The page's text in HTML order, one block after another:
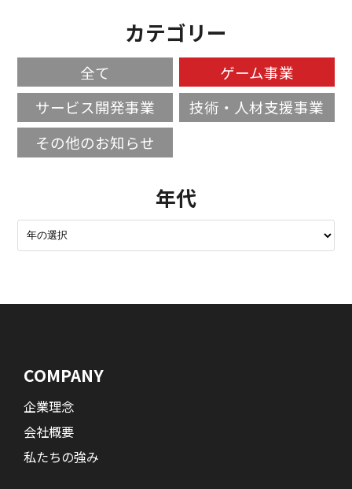
カテゴリー
全て
ゲーム事業
サービス開発事業
技術・人材支援事業
その他のお知らせ
年代
COMPANY
企業理念
会社概要
私たちの強み